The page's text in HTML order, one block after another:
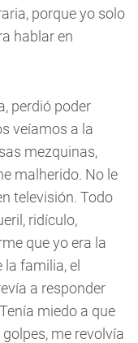
porque yo solo
hablar en
perdió poder
veíamos a la
mezquinas,
malherido. No le
televisión. Todo
ridículo,
que yo era la
familia, el
a responder
miedo a que
me revolvía